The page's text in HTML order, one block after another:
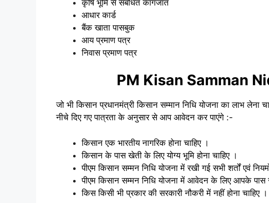
कृषि भूमि से संबंधित कागजात
आधार कार्ड
बैंक खाता पासबुक
आय प्रमाण पत्र
निवास प्रमाण पत्र
PM Kisan Samman
जो भी किसान प्रधानमंत्री किसान सम्मान निधि योजना का लाभ
नीचे दिए गए पात्रता के अनुसार से आप आवेदन कर पाएंगे :-
किसान एक भारतीय नागरिक होना चाहिए ।
किसान के पास खेती के लिए योग्य भूमि होना चाहिए ।
पीएम किसान सम्मन निधि योजना में रखी गई सभी शर्तों एवं
पीएम किसान सम्मन निधि योजना में आवेदन के लिए आपके
किस किसी भी प्रकार की सरकारी नौकरी में नहीं होना चाहिए ।